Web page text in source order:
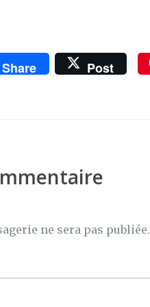
Share Post
ne sera pas publiée.